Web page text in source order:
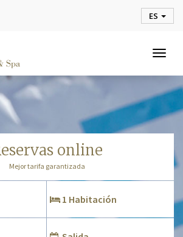
ES
reservas online
Mejor tarifa garantizada